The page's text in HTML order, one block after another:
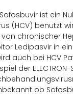
ist ein
(HCV) benutzt
chronischer
Ledipasvir in
auch bei HCV
der
ob